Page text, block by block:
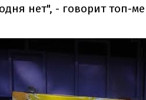
нет", - говорит топ-